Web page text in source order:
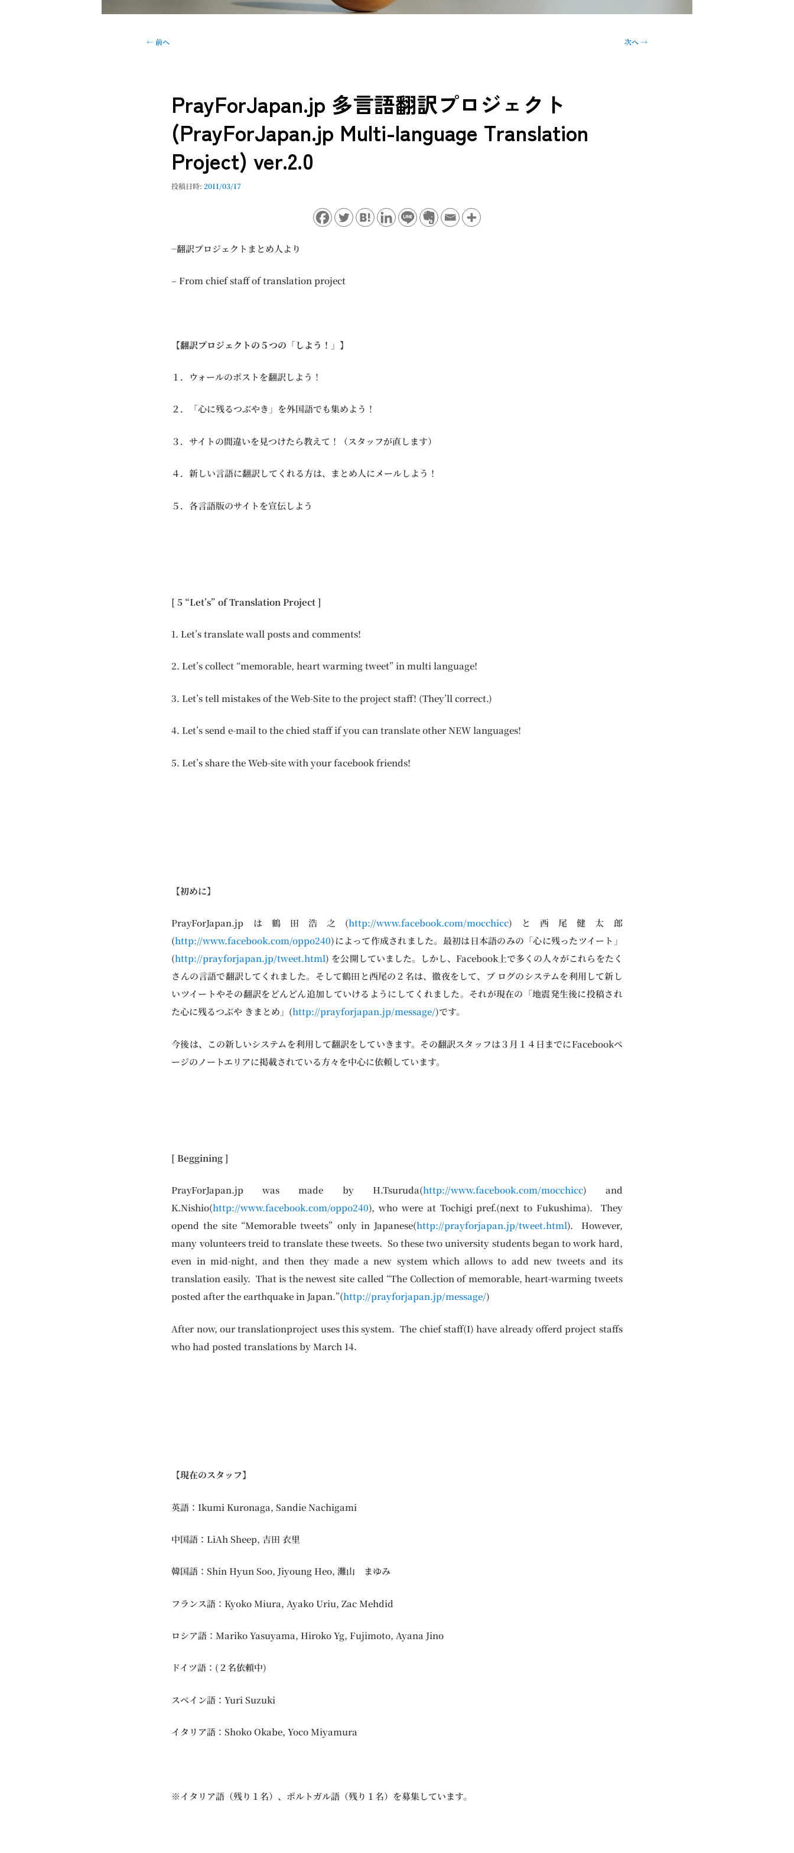
投
←前へ 次へ→
PrayForJapan.jp 多言語翻訳プロジェクト
(PrayForJapan.jp Multi-language Translation
Project) ver.2.0
投稿日時:2011/03/17
−翻訳プロジェクトまとめ人より
– From chief staff of translation project
【翻訳プロジェクトの５つの「しよう！」】
１．ウォールのポストを翻訳しよう！
２．「心に残るつぶやき」を外国語でも集めよう！
３．サイトの間違いを見つけたら教えて！（スタッフが直します）
４．新しい言語に翻訳してくれる方は、まとめ人にメールしよう！
５．各言語版のサイトを宣伝しよう
[ 5 “Let’s” of Translation Project ]
1. Let’s translate wall posts and comments!
2. Let’s collect “memorable, heart warming tweet” in multi language!
3. Let’s tell mistakes of the Web-Site to the project staff! (They’ll correct.)
4. Let’s send e-mail to the chied staff if you can translate other NEW languages!
5. Let’s share the Web-site with your facebook friends!
【初めに】
PrayForJapan.jpは鶴田浩之(http://www.facebook.com/mocchicc)と西尾健太郎
(http://www.facebook.com/oppo240)によって作成されました。最初は日本語のみの「心に残ったツイート」
(http://prayforjapan.jp/tweet.html) を公開していました。しかし、Facebook上で多くの人々がこれらをたく
さんの言語で翻訳してくれました。そして鶴田と西尾の２名は、徹夜をして、ブ ログのシステムを利用して新し
いツイートやその翻訳をどんどん追加していけるようにしてくれました。それが現在の「地震発生後に投稿され
た心に残るつぶや きまとめ」(http://prayforjapan.jp/message/)です。
今後は、この新しいシステムを利用して翻訳をしていきます。その翻訳スタッフは３月１４日までにFacebookペ
ージのノートエリアに掲載されている方々を中心に依頼しています。
[ Beggining ]
PrayForJapan.jp was made by H.Tsuruda(http://www.facebook.com/mocchicc) and
K.Nishio(http://www.facebook.com/oppo240), who were at Tochigi pref.(next to Fukushima). They
opend the site “Memorable tweets” only in Japanese(http://prayforjapan.jp/tweet.html). However,
many volunteers treid to translate these tweets. So these two university students began to work hard,
even in mid-night, and then they made a new system which allows to add new tweets and its
translation easily. That is the newest site called “The Collection of memorable, heart-warming tweets
posted after the earthquake in Japan.”(http://prayforjapan.jp/message/)
After now, our translationproject uses this system. The chief staff(I) have already offerd project staffs
who had posted translations by March 14.
【現在のスタッフ】
英語：Ikumi Kuronaga, Sandie Nachigami
中国語：LiAh Sheep, 吉田 衣里
韓国語：Shin Hyun Soo, Jiyoung Heo, 灘山 まゆみ
フランス語：Kyoko Miura, Ayako Uriu, Zac Mehdid
ロシア語：Mariko Yasuyama, Hiroko Yg, Fujimoto, Ayana Jino
ドイツ語：(２名依頼中)
スペイン語：Yuri Suzuki
イタリア語：Shoko Okabe, Yoco Miyamura
※イタリア語（残り１名）、ポルトガル語（残り１名）を募集しています。